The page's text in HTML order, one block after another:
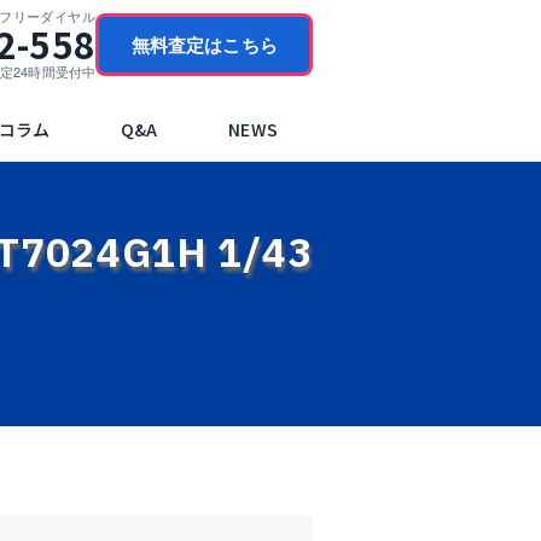
リーダイヤル
558
24時間受付中
無料査定はこちら
コラム Q&A NEWS
1/43